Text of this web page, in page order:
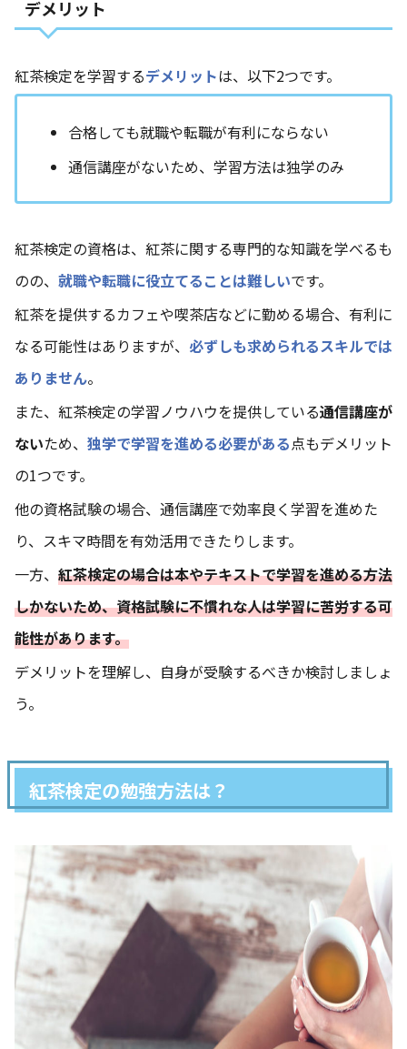
デメリット
紅茶検定を学習するデメリットは、以下2つです。
合格しても就職や転職が有利にならない
通信講座がないため、学習方法は独学のみ
紅茶検定の資格は、紅茶に関する専門的な知識を学べるも
のの、 就職や転職に役立てることは難しいです。
紅茶を提供するカフェや喫茶店などに勤める場合、有利に
なる可能性はありますが、 必ずしも求められるスキルでは
ありません。
また、紅茶検定の学習ノウハウを提供している通信講座が
ないため、 独学で学習を進める必要がある点もデメリット
の1つです。
他の資格試験の場合、通信講座で効率良く学習を進めた
り、スキマ時間を有効活用できたりします。
一方、 紅茶検定の場合は本やテキストで学習を進める方法
しかないため、資格試験に不慣れな人は学習に苦労する可
能性があります。
デメリットを理解し、自身が受験するべきか検討しましょ
う。
紅茶検定の勉強方法は？